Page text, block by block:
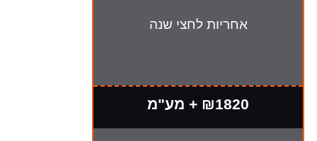
אחריות לחצי שנה
₪1820 + מע"מ